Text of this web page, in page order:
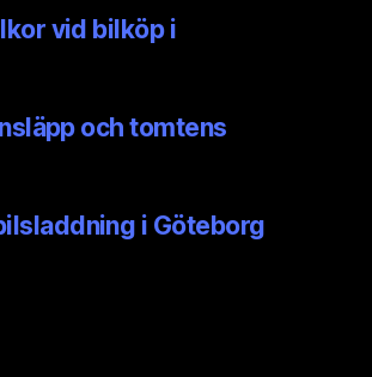
vid bilköp i
och tomtens
i Göteborg